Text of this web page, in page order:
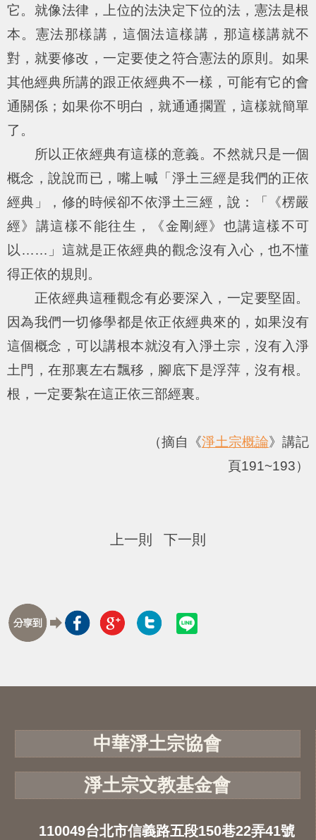
它。就像法律，上位的法決定下位的法，憲法是根
本。憲法那樣講，這個法這樣講，那這樣講就不
對，就要修改，一定要使之符合憲法的原則。如果
其他經典所講的跟正依經典不一樣，可能有它的會
通關係；如果你不明白，就通通擱置，這樣就簡單
了。
所以正依經典有這樣的意義。不然就只是一個
概念，說說而已，嘴上喊「淨土三經是我們的正依
經典」，修的時候卻不依淨土三經，說：「《楞嚴
經》講這樣不能往生，《金剛經》也講這樣不可
以……」這就是正依經典的觀念沒有入心，也不懂
得正依的規則。
正依經典這種觀念有必要深入，一定要堅固。
因為我們一切修學都是依正依經典來的，如果沒有
這個概念，可以講根本就沒有入淨土宗，沒有入淨
土門，在那裏左右飄移，腳底下是浮萍，沒有根。
根，一定要紮在這正依三部經裏。
（摘自《淨土宗概論》講記
頁191~193）
上一則 下一則
中華淨土宗協會
淨土宗文教基金會
110049台北市信義路五段150巷22弄41號